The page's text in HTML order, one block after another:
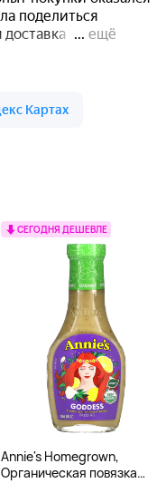
СЕГОДНЯ ДЕШЕВЛЕ
Annie's Homegrown,
Органическая повязка